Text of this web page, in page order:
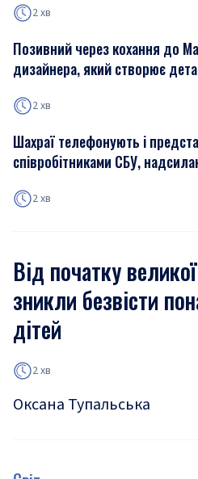
2 хв
Позивний через кохання до
дизайнера, який створює
2 хв
Шахраї телефонують і
співробітниками СБУ,
2 хв
Від початку
зникли безвісти
дітей
2 хв
Оксана Тупальська